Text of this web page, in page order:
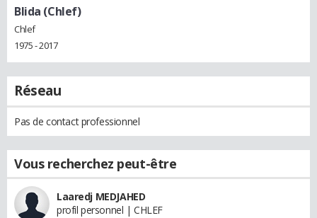
Blida (Chlef)
Chlef
1975 - 2017
Réseau
Pas de contact professionnel
Vous recherchez peut-être
Laaredj MEDJAHED
profil personnel | CHLEF